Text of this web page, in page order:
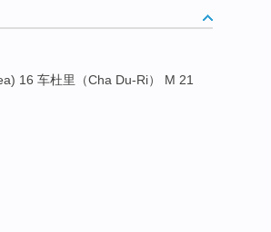
16 车杜里（Cha Du-Ri） M 21